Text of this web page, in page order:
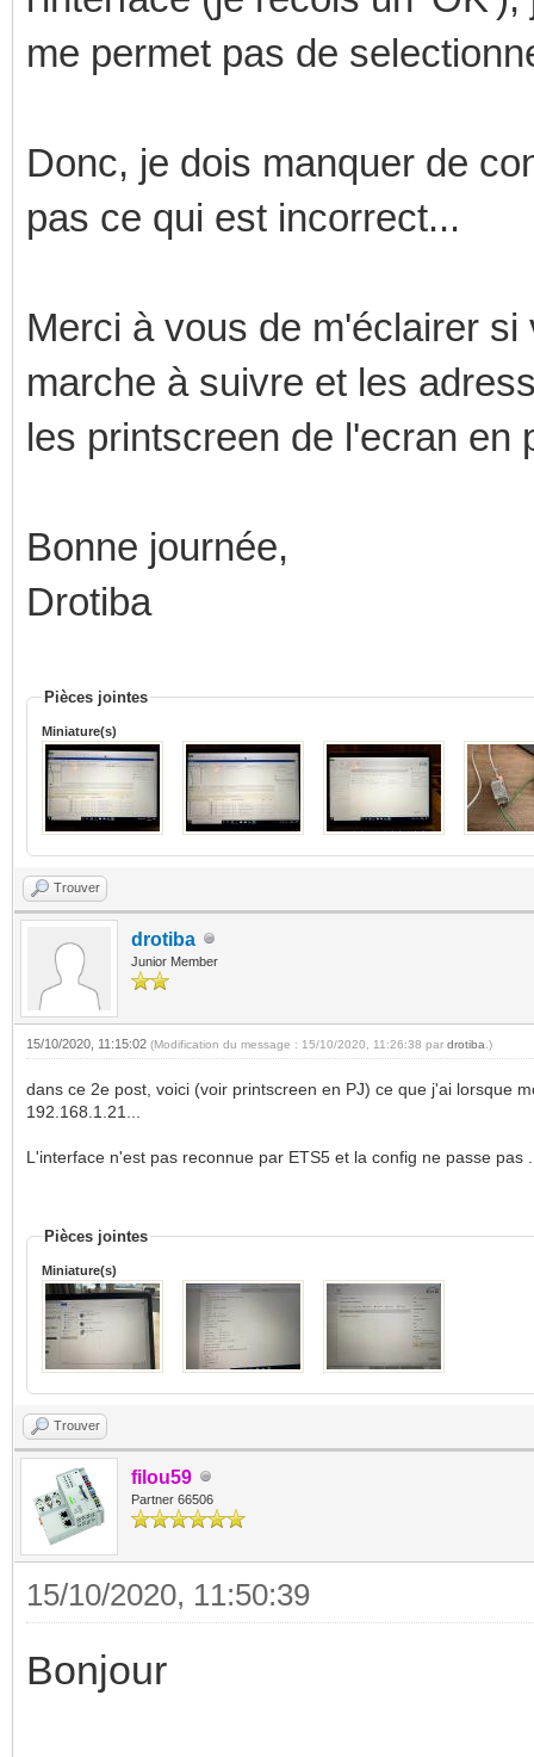
me permet pas de
Donc, je dois manquer de
pas ce qui est incorrect...
Merci à vous de m'éclairer
marche à suivre et les
les printscreen de l'ecran en
Bonne journée,
Drotiba
Pièces jointes
Miniature(s)
Trouver
drotiba
Junior Member
15/10/2020, 11:15:02 (Modification du message : 15/10/2020, 11:26:38 par drotiba .)
dans ce 2e post, voici (voir printscreen en PJ) ce que j'ai lorsque
192.168.1.21...
L'interface n'est pas reconnue par ETS5 et la config ne passe pas
Pièces jointes
Miniature(s)
Trouver
filou59
Partner 66506
15/10/2020, 11:50:39
Bonjour